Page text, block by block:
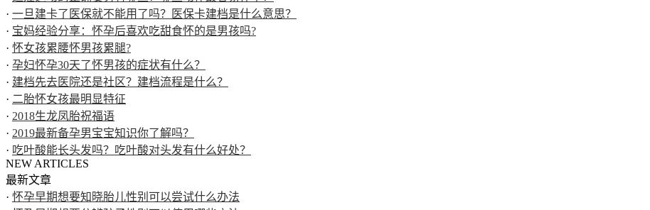
· 一旦建卡了医保就不能用了吗？医保卡建档是什么意思？
· 宝妈经验分享：怀孕后喜欢吃甜食怀的是男孩吗?
· 怀女孩累腰怀男孩累腿?
· 孕妇怀孕30天了怀男孩的症状有什么？
· 建档先去医院还是社区？建档流程是什么？
· 二胎怀女孩最明显特征
· 2018生龙凤胎祝福语
· 2019最新备孕男宝宝知识你了解吗？
· 吃叶酸能长头发吗？吃叶酸对头发有什么好处？
NEW ARTICLES
最新文章
· 怀孕早期想要知晓胎儿性别可以尝试什么办法